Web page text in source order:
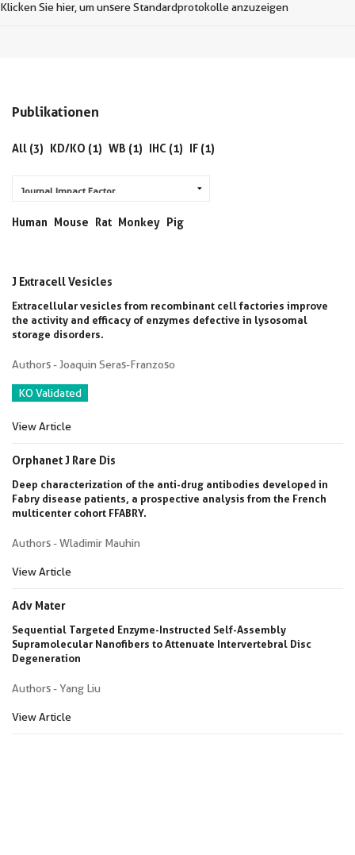
Klicken Sie hier, um unsere Standardprotokolle anzuzeigen
Publikationen
All (3) KD/KO (1) WB (1) IHC (1) IF (1)
Human Mouse Rat Monkey Pig
J Extracell Vesicles
Extracellular vesicles from recombinant cell factories improve
the activity and efficacy of enzymes defective in lysosomal
storage disorders.
Authors - Joaquin Seras-Franzoso
KO Validated
View Article
Orphanet J Rare Dis
Deep characterization of the anti-drug antibodies developed in
Fabry disease patients, a prospective analysis from the French
multicenter cohort FFABRY.
Authors - Wladimir Mauhin
View Article
Adv Mater
Sequential Targeted Enzyme-Instructed Self-Assembly
Supramolecular Nanofibers to Attenuate Intervertebral Disc
Degeneration
Authors - Yang Liu
View Article